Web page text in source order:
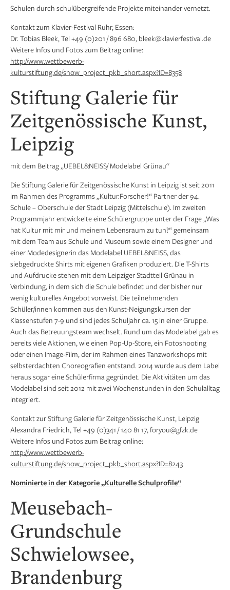
Schulen durch schulübergreifende Projekte miteinander vernetzt.
Kontakt zum Klavier-Festival Ruhr, Essen:
Dr. Tobias Bleek, Tel +49 (0)201 / 896 680, bleek@klavierfestival.de
Weitere Infos und Fotos zum Beitrag online:
http://www.wettbewerb-
kulturstiftung.de/show_project_pkb_short.aspx?ID=8358
Stiftung Galerie für
Zeitgenössische Kunst,
Leipzig
mit dem Beitrag „UEBEL&NEISS/ Modelabel Grünau“
Die Stiftung Galerie für Zeitgenössische Kunst in Leipzig ist seit 2011
im Rahmen des Programms „Kultur.Forscher!“ Partner der 94.
Schule – Oberschule der Stadt Leipzig (Mittelschule). Im zweiten
Programmjahr entwickelte eine Schülergruppe unter der Frage „Was
hat Kultur mit mir und meinem Lebensraum zu tun?“ gemeinsam
mit dem Team aus Schule und Museum sowie einem Designer und
einer Modedesignerin das Modelabel UEBEL&NEISS, das
siebgedruckte Shirts mit eigenen Grafiken produziert. Die T-Shirts
und Aufdrucke stehen mit dem Leipziger Stadtteil Grünau in
Verbindung, in dem sich die Schule befindet und der bisher nur
wenig kulturelles Angebot vorweist. Die teilnehmenden
Schüler/innen kommen aus den Kunst-Neigungskursen der
Klassenstufen 7-9 und sind jedes Schuljahr ca. 15 in einer Gruppe.
Auch das Betreuungsteam wechselt. Rund um das Modelabel gab es
bereits viele Aktionen, wie einen Pop-Up-Store, ein Fotoshooting
oder einen Image-Film, der im Rahmen eines Tanzworkshops mit
selbsterdachten Choreografien entstand. 2014 wurde aus dem Label
heraus sogar eine Schülerfirma gegründet. Die Aktivitäten um das
Modelabel sind seit 2012 mit zwei Wochenstunden in den Schulalltag
integriert.
Kontakt zur Stiftung Galerie für Zeitgenössische Kunst, Leipzig
Alexandra Friedrich, Tel +49 (0)341 / 140 81 17, foryou@gfzk.de
Weitere Infos und Fotos zum Beitrag online:
http://www.wettbewerb-
kulturstiftung.de/show_project_pkb_short.aspx?ID=8243
Nominierte in der Kategorie „Kulturelle Schulprofile“
Meusebach-
Grundschule
Schwielowsee,
Brandenburg